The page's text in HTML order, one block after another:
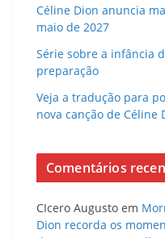
Céline Dion anuncia
maio de 2027
Série sobre a infância
preparação
Veja a tradução para
nova canção de Céline
Comentários
CIcero Augusto em
Dion recorda os